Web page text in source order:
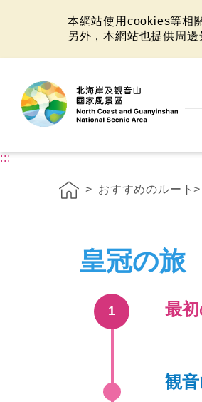
本網站使用cookies等相
另外，本網站也提供周
:::
おすすめのルート
皇冠の旅
1 最初
観